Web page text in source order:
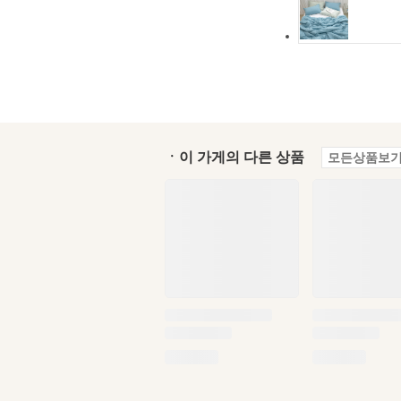
ㆍ이 가게의 다른 상품 모든상품보